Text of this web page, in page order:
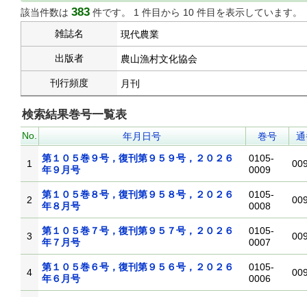
該当件数は 383 件です。 1 件目から 10 件目を表示しています。
雑誌名
現代農業
出版者 農山漁村文化協会
刊行頻度 月刊
検索結果巻号一覧表
No. 年月日号 巻号
1
第１０５巻９号，復刊第９５９号，２０２６
年９月号
0105-
0009
2
第１０５巻８号，復刊第９５８号，２０２６
年８月号
0105-
0008
3
第１０５巻７号，復刊第９５７号，２０２６
年７月号
0105-
0007
4
第１０５巻６号，復刊第９５６号，２０２６
年６月号
0105-
0006